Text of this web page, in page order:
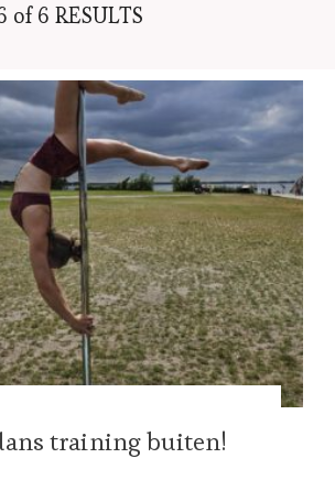
6 RESULTS
training buiten!